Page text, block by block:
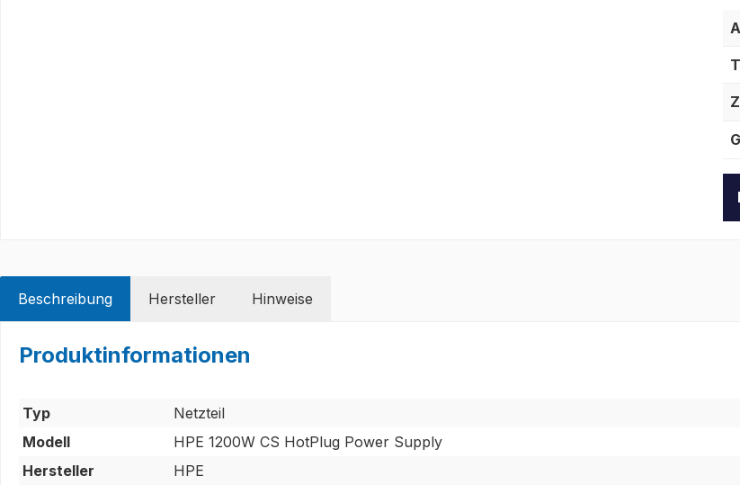
Beschreibung Hersteller Hinweise
Produktinformationen
Typ
Netzteil
Modell
HPE 1200W CS HotPlug Power Supply
Hersteller
HPE